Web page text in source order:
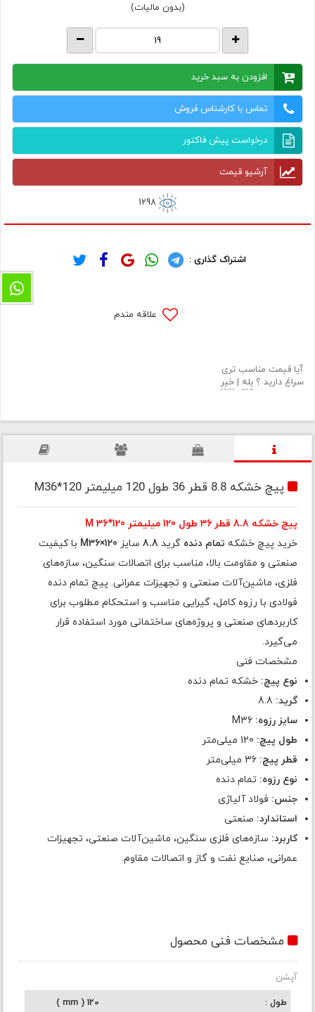
(بدون مالیات)
افزودن به سبد خرید
تماس با کارشناس فروش
درخواست پیش فاکتور
آرشیو قیمت
1298
اشتراک گذاری :
علاقه مندم
آیا قیمت مناسب تری
سراغ دارید ؟ بله | خیر
پیچ خشکه 8.8 قطر 36 طول 120 میلیمتر M36*120
پیچ خشکه 8.8 قطر 36 طول 120 میلیمتر M 36*120
خرید پیچ خشکه تمام دنده گرید 8.8 سایز M36×120 با کیفیت
صنعتی و مقاومت بالا، مناسب برای اتصالات سنگین، سازه‌های
فلزی، ماشین‌آلات صنعتی و تجهیزات عمرانی. پیچ تمام دنده
فولادی با رزوه کامل، گیرایی مناسب و استحکام مطلوب برای
کاربردهای صنعتی و پروژه‌های ساختمانی مورد استفاده قرار
می‌گیرد.
مشخصات فنی
نوع پیچ: خشکه تمام دنده
گرید:
سایز رزوه: M36
طول پیچ:
قطر پیچ: 36 میلی‌متر
نوع رزوه: تمام دنده
جنس: فولاد آلیاژی
استاندارد: صنعتی
کاربرد: سازه‌های فلزی سنگین، ماشین‌آلات صنعتی، تجهیزات
عمرانی، صنایع نفت و گاز و اتصالات مقاوم.
مشخصات فنی محصول
آپشن
طول
120 ( mm )